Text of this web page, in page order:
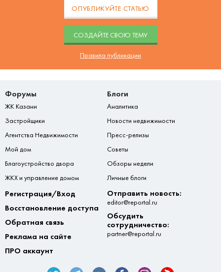
ОПУБЛИКУЙТЕ СТАТЬЮ
CОЗДАЙТЕ СВОЮ ТЕМУ
Правила публикации
Форумы
ЖК Казани
Застройщики
Агентства Недвижимости
Мой дом
Благоустройство двора
ЖКХ и управление домом
Блоги
Аналитика
Новости недвижимости
Пресс-релизы
Советы
Обзоры недели
Личные блоги
Регистрация/Вход
Восстановление доступа
Обратная связь
Реклама на сайте
ПРО аккаунт
Отправить новость:
editor@reportal.ru
Обсудить
сотрудничество:
partner@reportal.ru